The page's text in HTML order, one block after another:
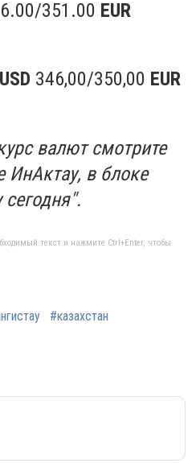
351.00 EUR
USD 346,00/350,00 EUR
валют смотрите
ИнАктау, в блоке
текст и нажмите Ctrl+Enter, чтобы
#казахстан